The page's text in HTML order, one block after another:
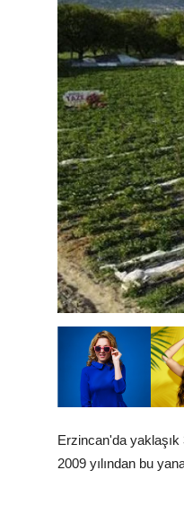
Erzincan'da yaklaşık
2009 yılından bu